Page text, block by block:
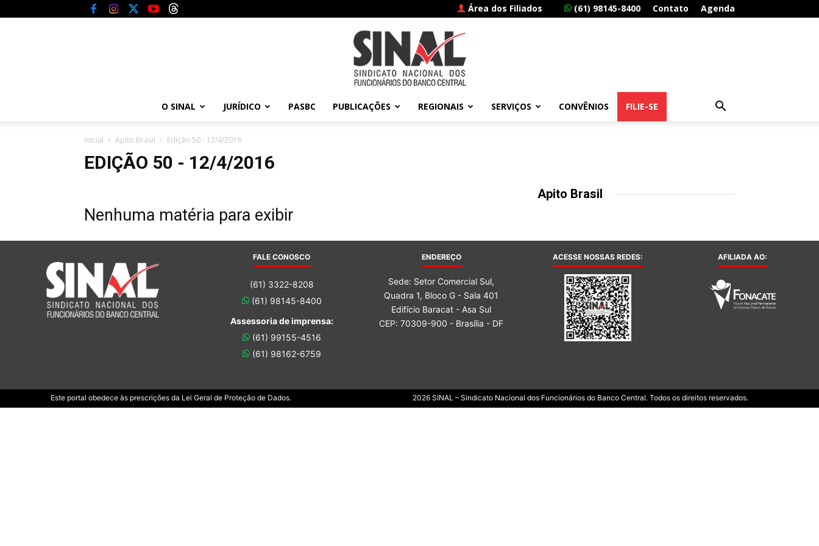
Área dos Filiados (61) 98145-8400 Contato Agenda
Sindicato
O SINAL JURÍDICO PASBC PUBLICAÇÕES REGIONAIS SERVIÇOS CONVÊNIOS FILIE-SE
Inicial Apito Brasil Edição 50 - 12/4/2016
EDIÇÃO 50 - 12/4/2016
Nenhuma matéria para exibir
Apito Brasil
FALE CONOSCO
(61) 3322-8208
(61) 98145-8400
Assessoria de imprensa:
(61) 99155-4516
(61) 98162-6759
ENDEREÇO
Sede: Setor Comercial Sul,
Quadra 1, Bloco G - Sala 401
Edifício Baracat - Asa Sul
CEP: 70309-900 - Brasília - DF
ACESSE NOSSAS REDES: AFILIADA AO:
Este portal obedece às prescrições da Lei Geral de Proteção de Dados. 2026 SINAL – Sindicato Nacional dos Funcionários do Banco Central. Todos os direitos reservados.